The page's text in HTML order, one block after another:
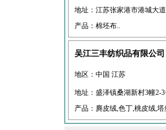
地址：江苏张家港市港城大
产品：棉坯布..
吴江三丰纺织品有限公司
地区：中国 江苏
地址：盛泽镇桑湖新村3幢2-
产品：麂皮绒,色丁,桃皮绒,